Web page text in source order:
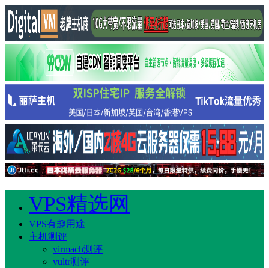
VPS精选网
VPS有趣用途
主机测评
virmach测评
vultr测评